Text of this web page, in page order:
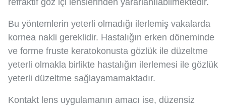
refraktif göz içi lenslerinden yararlanılabilmektedir.
Bu yöntemlerin yeterli olmadığı ilerlemiş vakalarda
kornea nakli gereklidir. Hastalığın erken döneminde
ve forme fruste keratokonusta gözlük ile düzeltme
yeterli olmakla birlikte hastalığın ilerlemesi ile gözlük
yeterli düzeltme sağlayamamaktadır.
Kontakt lens uygulamanın amacı ise, düzensiz